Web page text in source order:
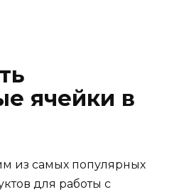
ячейки в
из самых популярных
для работы с